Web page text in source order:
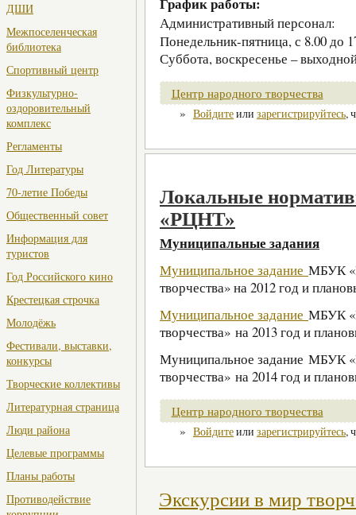
ДШИ
Межпоселенческая
библиотека
Спортивный центр
Физкультурно-
оздоровительный
комплекс
Регламенты
Год Литературы
70-летие Победы
Общественный совет
Информация для
туристов
Год Российского кино
Крестецкая строчка
Молодёжь
Фестивали, выставки,
конкурсы
Творческие коллективы
Литературная страница
Люди района
Целевые программы
Планы работы
Противодействие
Административный персонал:
Понедельник-пятница, с 8.00 до
Суббота, воскресенье –
Центр народного творчества
» Войдитеили зарегистрируйтесь,
Локальные
«РЦНТ»
Муниципальные задания
Муниципальное задание МБУК
творчества» на 2012 год и
Муниципальное задание МБУК
творчества» на 2013 год и
Муниципальное задание МБУК
творчества» на 2014 год и
Центр народного творчества
» Войдитеили зарегистрируйтесь,
Экскурсии в мир